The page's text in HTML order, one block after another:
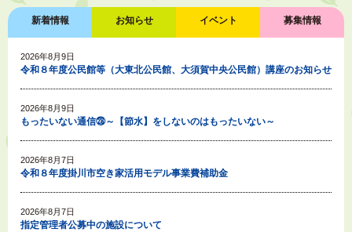
新着情報 お知らせ イベント 募集情報
2026年8月9日
令和８年度公民館等（大東北公民館、大須賀中央公民館）講座のお知らせ
2026年8月9日
もったいない通信㉘～【節水】をしないのはもったいない～
2026年8月7日
令和８年度掛川市空き家活用モデル事業費補助金
2026年8月7日
指定管理者公募中の施設について